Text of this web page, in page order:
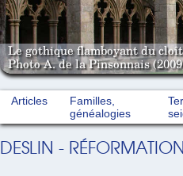
Le gothique flamboyant du
Photo A. de la Pinsonnais
Articles
Familles,
généalogies
DESLIN -